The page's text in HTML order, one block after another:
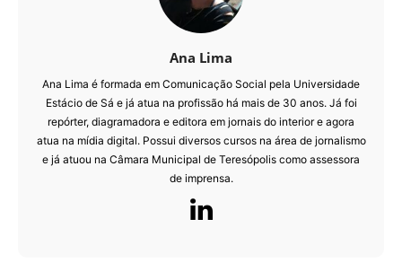
Ana Lima
Ana Lima é formada em Comunicação Social pela Universidade
Estácio de Sá e já atua na profissão há mais de 30 anos. Já foi
repórter, diagramadora e editora em jornais do interior e agora
atua na mídia digital. Possui diversos cursos na área de jornalismo
e já atuou na Câmara Municipal de Teresópolis como assessora
de imprensa.